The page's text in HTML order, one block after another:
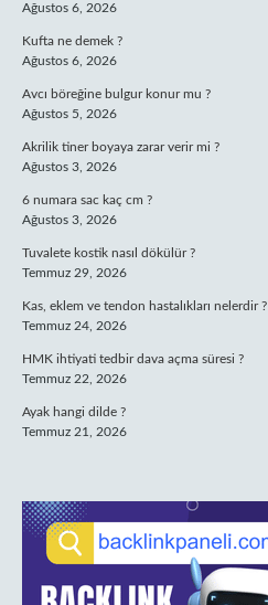
Ağustos 6, 2026
Kufta ne demek ?
Ağustos 6, 2026
Avcı böreğine bulgur konur mu ?
Ağustos 5, 2026
Akrilik tiner boyaya zarar verir mi ?
Ağustos 3, 2026
6 numara sac kaç cm ?
Ağustos 3, 2026
Tuvalete kostik nasıl dökülür ?
Temmuz 29, 2026
Kas, eklem ve tendon hastalıkları nelerdir ?
Temmuz 24, 2026
HMK ihtiyati tedbir dava açma süresi ?
Temmuz 22, 2026
Ayak hangi dilde ?
Temmuz 21, 2026